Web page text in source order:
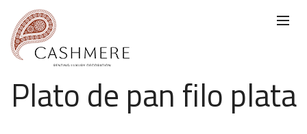
Plato de pan filo plata